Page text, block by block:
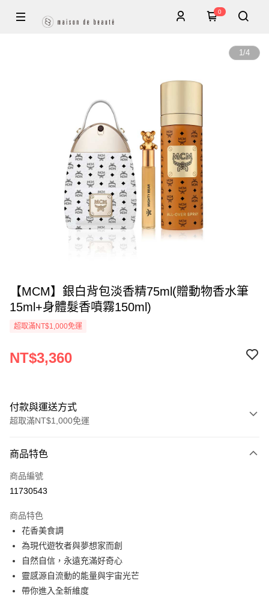
0
1/4
【MCM】銀白背包淡香精75ml(贈動物香水筆
15ml+身體髮香噴霧150ml)
超取滿NT$1,000免運
NT$3,360
付款與運送方式
超取滿NT$1,000免運
信用卡一次付款
ATM付款
運送方式
付款後全家取貨
每筆NT$80，滿NT$1,000(含以上)免運費
付款後萊爾富取貨
每筆NT$100，滿NT$1,000(含以上)免運費
商品特色
商品編號
11730543
商品特色
花香美食調
為現代遊牧者與夢想家而創
自然自信，永遠充滿好奇心
靈感源自流動的能量與宇宙光芒
帶你進入全新維度